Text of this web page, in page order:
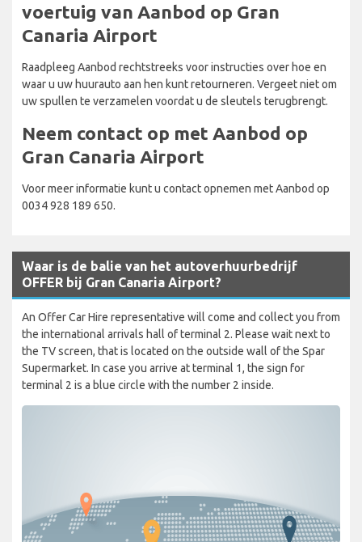
voertuig van Aanbod op Gran
Canaria Airport
Raadpleeg Aanbod rechtstreeks voor instructies over hoe en
waar u uw huurauto aan hen kunt retourneren. Vergeet niet om
uw spullen te verzamelen voordat u de sleutels terugbrengt.
Neem contact op met Aanbod op
Gran Canaria Airport
Voor meer informatie kunt u contact opnemen met Aanbod op
0034 928 189 650.
Waar is de balie van het autoverhuurbedrijf
OFFER bij Gran Canaria Airport?
An Offer Car Hire representative will come and collect you from
the international arrivals hall of terminal 2. Please wait next to
the TV screen, that is located on the outside wall of the Spar
Supermarket. In case you arrive at terminal 1, the sign for
terminal 2 is a blue circle with the number 2 inside.